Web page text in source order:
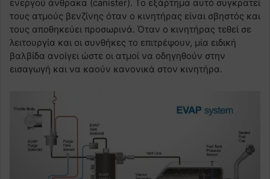
ενεργού άνθρακα (canister). Το εξάρτημα αυτό συγκρατεί
τους ατμούς βενζίνης όταν ο κινητήρας είναι σβηστός και
τους αποθηκεύει προσωρινά. Όταν ο κινητήρας τεθεί σε
λειτουργία και οι συνθήκες το επιτρέψουν, μία ειδική
βαλβίδα ανοίγει ώστε οι ατμοί να οδηγηθούν στην
εισαγωγή και να καούν κανονικά στον κινητήρα.